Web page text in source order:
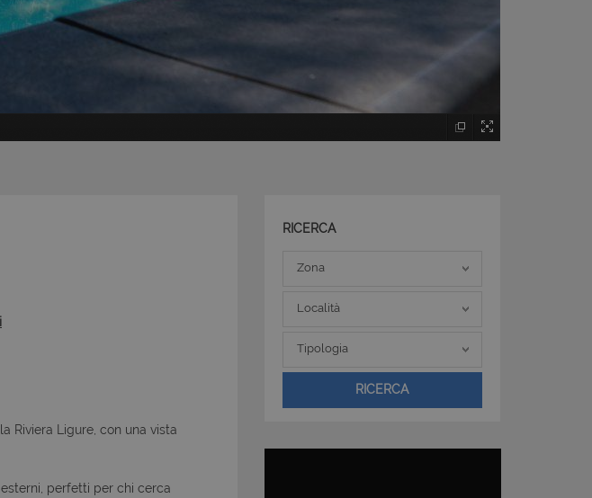
Riviera Ligure, con una vista
perfetti per chi cerca
RICERCA
ZonaZona
Località
Località
Tipologia
Tipologia
RICERCA